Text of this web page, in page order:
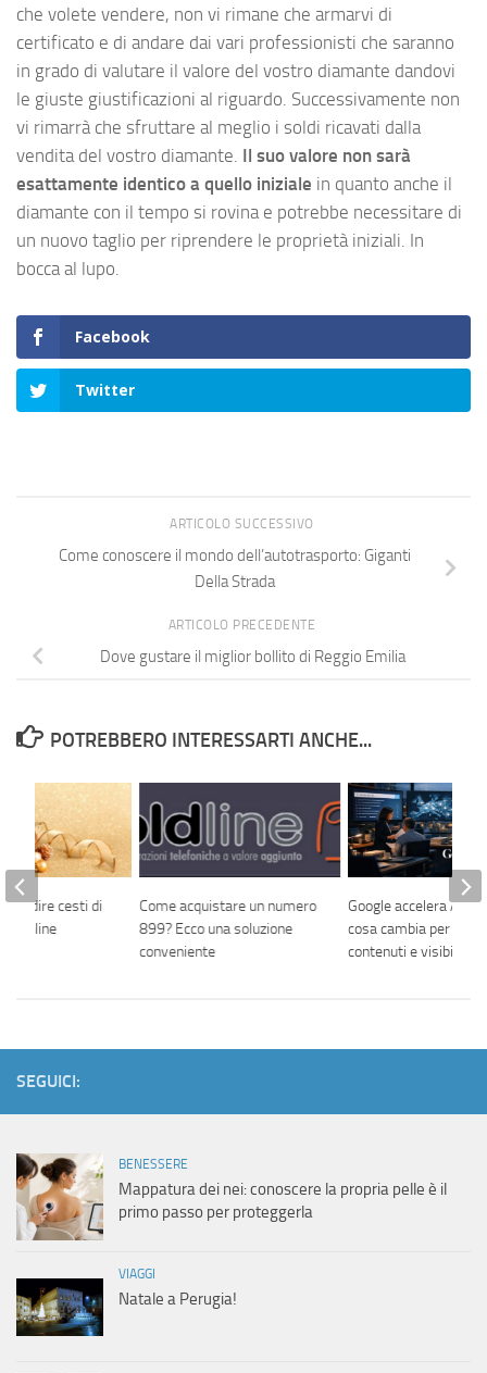
che volete vendere, non vi rimane che armarvi di
certificato e di andare dai vari professionisti che saranno
in grado di valutare il valore del vostro diamante dandovi
le giuste giustificazioni al riguardo. Successivamente non
vi rimarrà che sfruttare al meglio i soldi ricavati dalla
vendita del vostro diamante. Il suo valore non sarà
esattamente identico a quello iniziale in quanto anche il
diamante con il tempo si rovina e potrebbe necessitare di
un nuovo taglio per riprendere le proprietà iniziali. In
bocca al lupo.
Facebook
Twitter
ARTICOLO SUCCESSIVO
Come conoscere il mondo dell’autotrasporto: Giganti
Della Strada
ARTICOLO PRECEDENTE
Dove gustare il miglior bollito di Reggio Emilia
POTREBBERO INTERESSARTI ANCHE...
Come acquistare un numero
899? Ecco una soluzione
conveniente
Google accelera AI
cosa cambia per SEO,
contenuti e visibilità
Spedire cesti di
Online
SEGUICI:
BENESSERE
Mappatura dei nei: conoscere la propria pelle è il
primo passo per proteggerla
VIAGGI
Natale a Perugia!